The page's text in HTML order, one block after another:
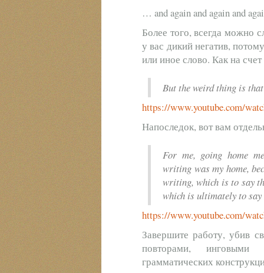
… and again and again and
Более того, всегда можно
у вас дикий негатив,
или иное слово. Как на
But the weird thing is
https://www.youtube.com/
Напоследок, вот вам
For me, going home
writing was my home,
writing, which is to say
which is ultimately to
https://www.youtube.com/
Завершите работу, убив
повторами,
грамматических